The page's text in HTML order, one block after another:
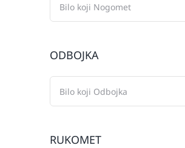
ODBOJKA
RUKOMET